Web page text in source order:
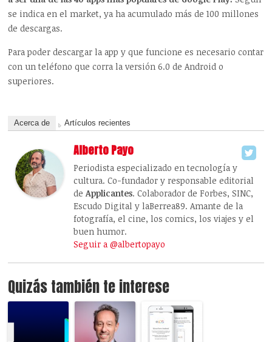
se indica en el market, ya ha acumulado más de 100 millones
de descargas.
Para poder descargar la app y que funcione es necesario contar
con un teléfono que corra la versión 6.0 de Android o
superiores.
Acerca de Artículos recientes
Alberto Payo
Periodista especializado en tecnología y
cultura. Co-fundador y responsable editorial
deApplicantes. Colaborador de Forbes, SINC,
Escudo Digital y laBerrea89. Amante de la
fotografía, el cine, los comics, los viajes y el
buen humor.
Seguir a @albertopayo
Quizás también te interese